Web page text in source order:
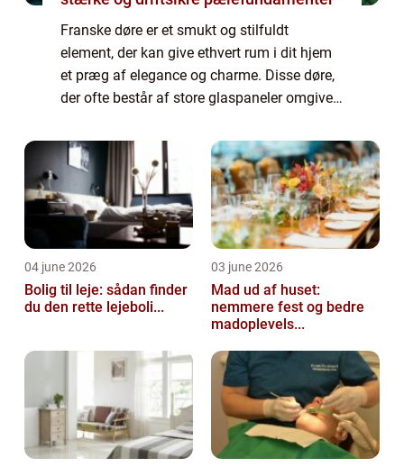
Franske døre er et smukt og stilfuldt
element, der kan give ethvert rum i dit hjem
et præg af elegance og charme. Disse døre,
der ofte består af store glaspaneler omgivet
samtidig med at de giver dig mul...
04 june 2026
Bolig til leje: sådan finder
du den rette lejeboli...
03 june 2026
Mad ud af huset:
nemmere fest og bedre
madoplevels...